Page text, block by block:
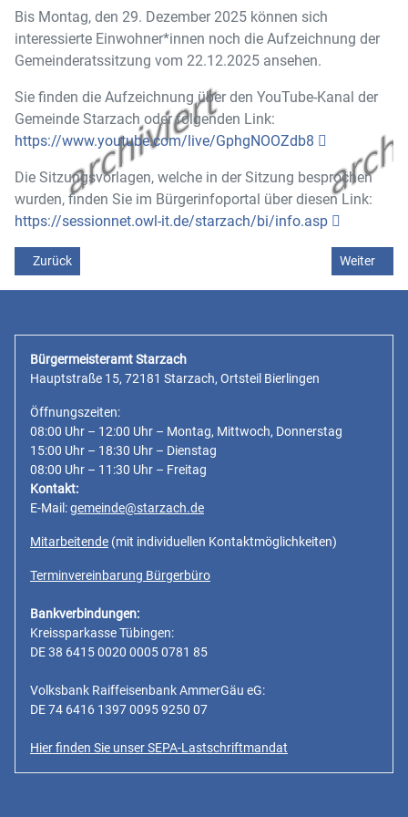
Bis Montag, den 29. Dezember 2025 können sich
interessierte Einwohner*innen noch die Aufzeichnung der
Gemeinderatssitzung vom 22.12.2025 ansehen.
Sie finden die Aufzeichnung über den YouTube-Kanal der
Gemeinde Starzach oder folgenden Link:
https://www.youtube.com/live/GphgNOOZdb8
Die Sitzungsvorlagen, welche in der Sitzung besprochen
wurden, finden Sie im Bürgerinfoportal über diesen Link:
https://sessionnet.owl-it.de/starzach/bi/info.asp
Vorheriger Beitrag: Selbstablesung Jahresverbrauch Wasser und
Zurück Nächster
Weiter
Bürgermeisteramt Starzach
Hauptstraße 15, 72181 Starzach, Ortsteil Bierlingen
Öffnungszeiten:
08:00 Uhr – 12:00 Uhr – Montag, Mittwoch, Donnerstag
15:00 Uhr – 18:30 Uhr – Dienstag
08:00 Uhr – 11:30 Uhr – Freitag
Kontakt:
E-Mail:gemeinde@starzach.de
Mitarbeitende (mit individuellen Kontaktmöglichkeiten)
Terminvereinbarung Bürgerbüro
Bankverbindungen:
Kreissparkasse Tübingen:
DE 38 6415 0020 0005 0781 85
Volksbank Raiffeisenbank AmmerGäu eG:
DE 74 6416 1397 0095 9250 07
Hier finden Sie unser SEPA-Lastschriftmandat